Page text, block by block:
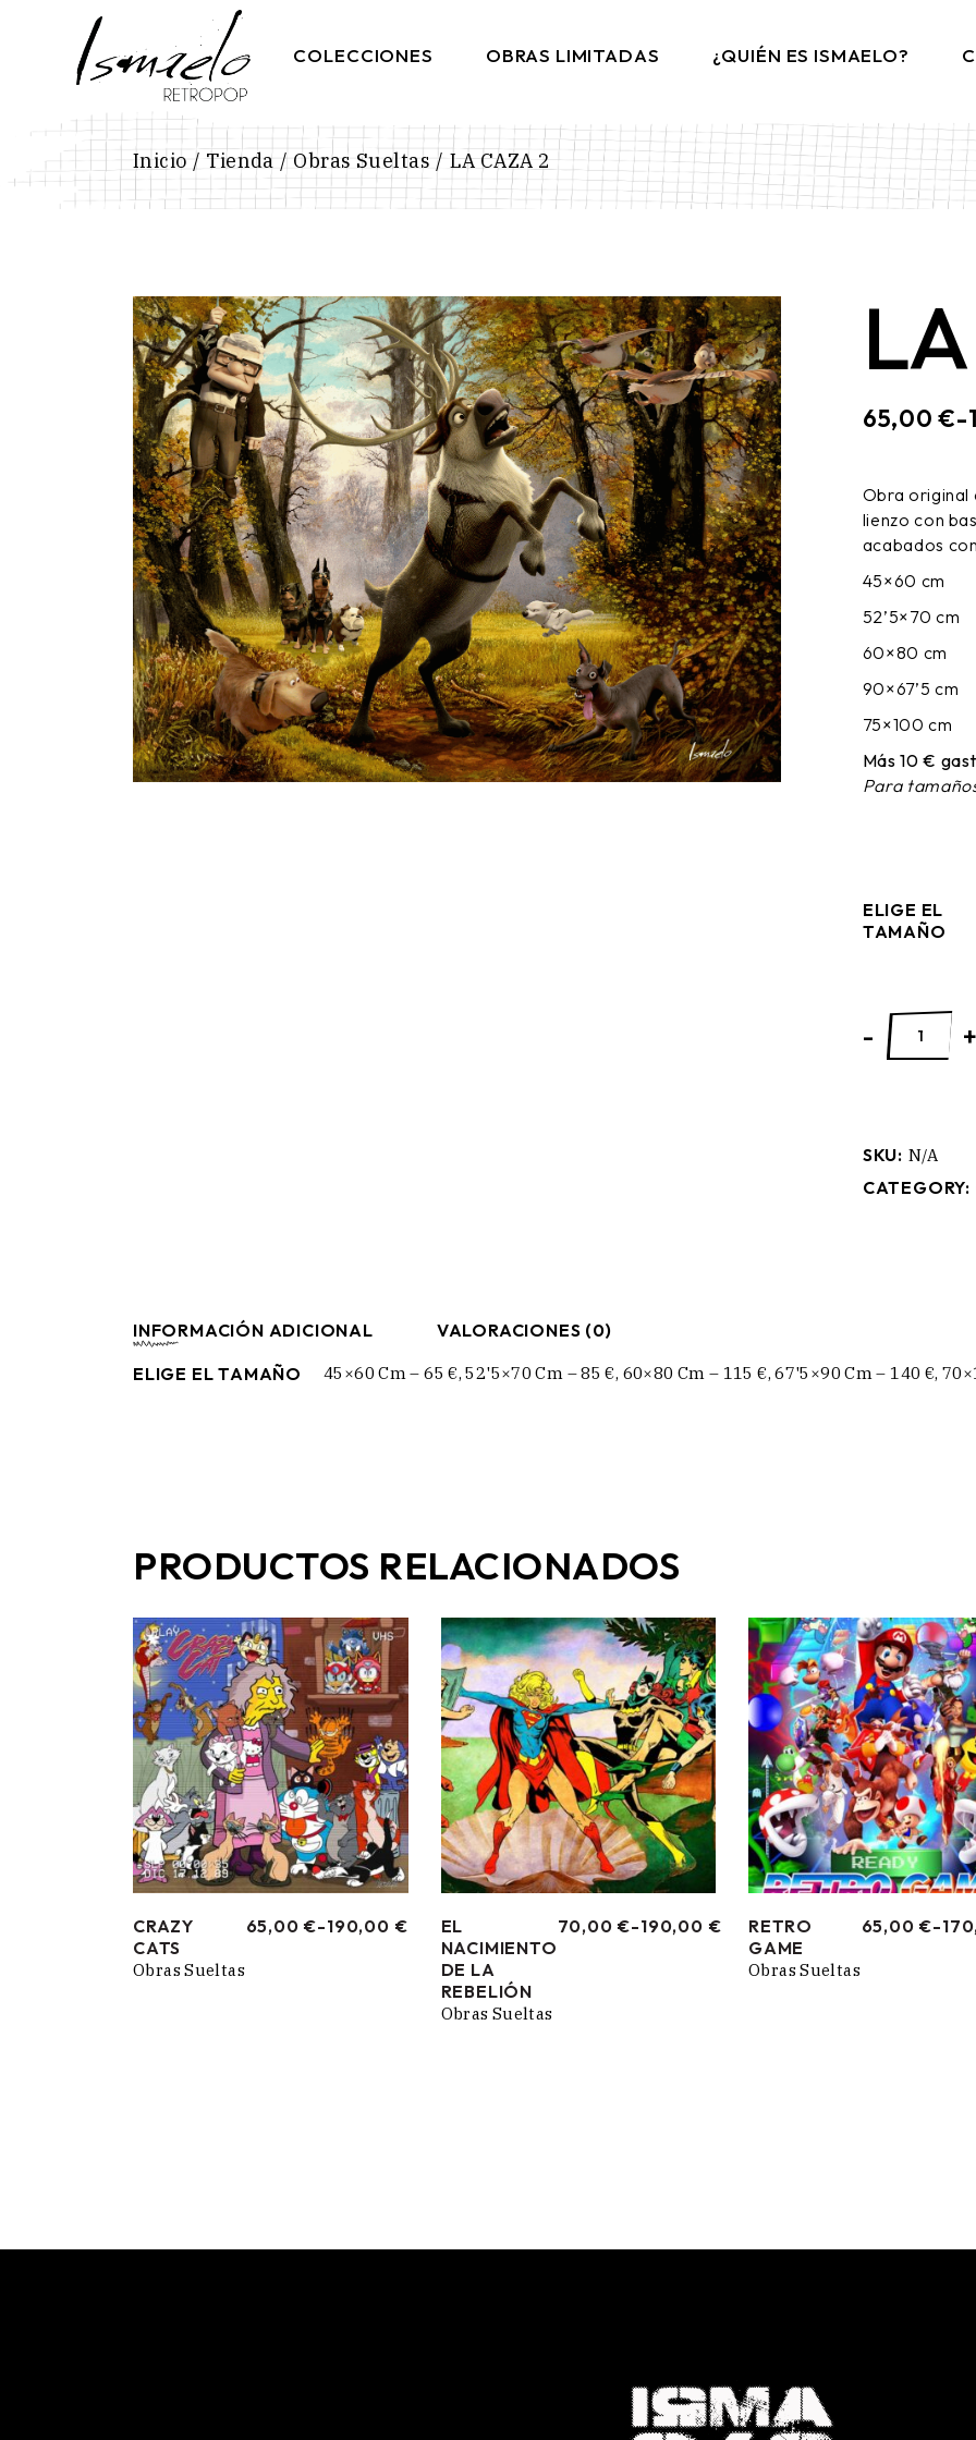
COLECCIONES OBRAS LIMITADAS ¿QUIÉN ES ISMAELO?
Inicio Tienda Obras Sueltas LA CAZA 2
65,00€-
RANGO
DESDE
65,00 €
HASTA
170,00 €
Obra original
lienzo con
acabados
45×60 cm
52’5×70 cm
60×80 cm
90×67’5 cm
75×100 cm
Más 10 €
Para
ELIGE EL
TAMAÑO
LA CAZA 2
- +
SKU: N/A
CATEGORY:
INFORMACIÓN ADICIONAL
VALORACIONES (0)
ELIGE EL TAMAÑO
45×60 Cm – 65 €, 52'5×70 Cm – 85 €, 60×80 Cm – 115 €, 67'5×90 Cm – 140 €,
PRODUCTOS RELACIONADOS
CRAZY
CATS
65,00 €-190,00 €
RANGO
PRECIOS:
Obras Sueltas
EL
NACIMIENTO
DE LA
REBELIÓN
70,00 €-190,00 €
RANGO
Obras Sueltas
RETRO
GAME
65,00 €-
RANGO
PRECIOS:
Obras Sueltas